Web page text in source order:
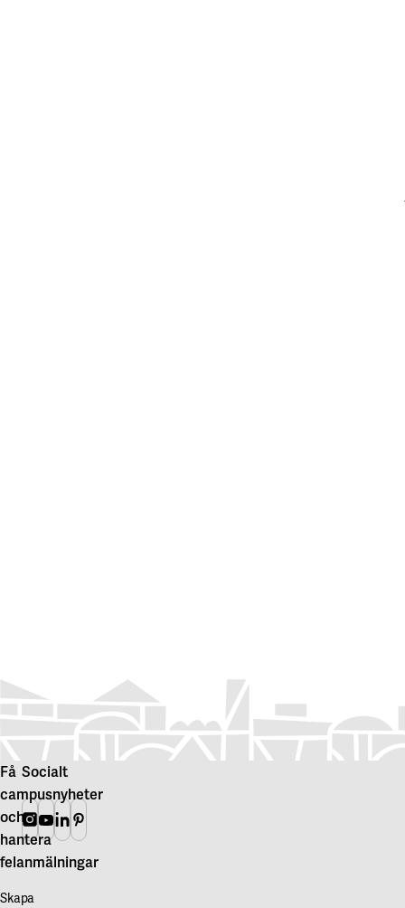
Få
campusnyheter
och
hantera
felanmälningar
Skapa
Socialt
Instagram
Youtube
Linkedin
Pinterest